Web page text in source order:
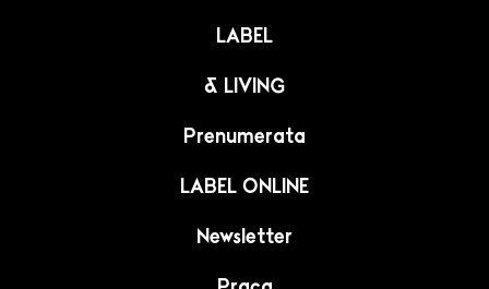
LABEL
& LIVING
Prenumerata
LABEL ONLINE
Newsletter